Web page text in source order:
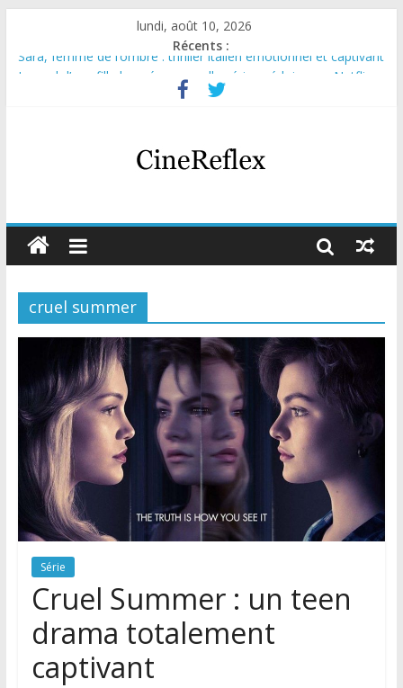
lundi, août 10, 2026
Récents :
Sara, femme de l’ombre : thriller italien émotionnel et captivant
Journal d’une fille larguée : nouvelle série suédoise sur Netflix
Aema : mini-série sur le tournage d’un film érotique devenu
Olympo, saison 1 : nouvelle série qui séduira les fans de
cruel summer
Série
Cruel Summer : un teen
drama totalement
captivant